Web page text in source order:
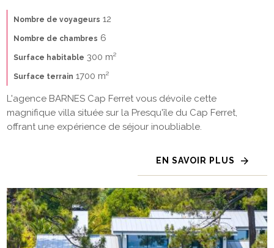
Nombre de voyageurs 12
Nombre de chambres 6
Surface habitable 300 m²
Surface terrain 1700 m²
L'agence BARNES Cap Ferret vous dévoile cette
magnifique villa située sur la Presqu'île du Cap Ferret,
offrant une expérience de séjour inoubliable.
EN SAVOIR PLUS